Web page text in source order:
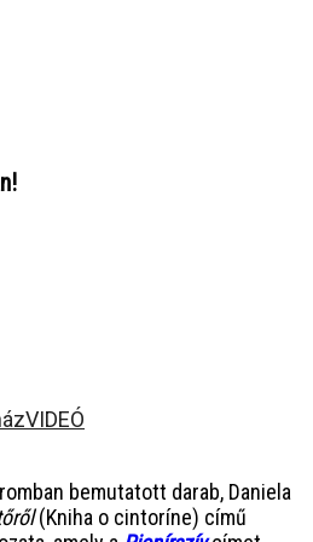
VIDEÓ
bemutatott darab, Daniela
(Kniha o cintoríne) című